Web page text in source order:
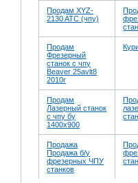
Продам XYZ-
2130 ATC (чпу)
Продам
Фрезерный
станок с чпу
Beaver 25avlt8
2010г
Продам
Лазерный станок
с чпу бу
1400х900
Продажа
Продажа б/у
фрезерных ЧПУ
станков